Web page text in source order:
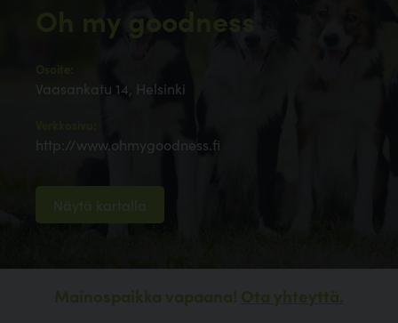
Oh my goodness
Osoite:
Vaasankatu 14, Helsinki
http://www.ohmygoodness.fi
Näytä kartalla
Mainospaikka vapaana! Ota yhteyttä.